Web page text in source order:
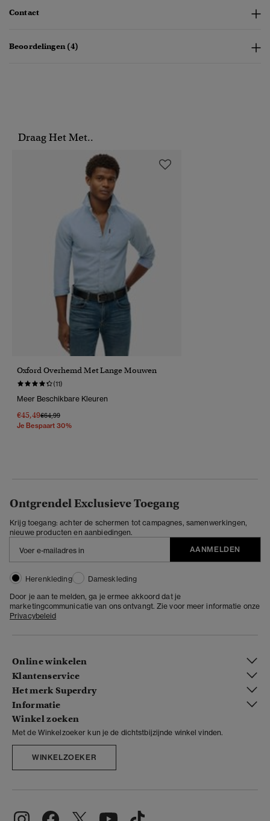
Contact
Beoordelingen (4)
Draag Het Met..
Oxford Overhemd Met Lange Mouwen
(11)
Meer Beschikbare Kleuren
€45,49Prijs Verlaagd Van
€64,99Naar
Je Bespaart 30%
Ontgrendel Exclusieve Toegang
Krijg toegang: achter de schermen tot campagnes, samenwerkingen,
nieuwe producten en aanbiedingen.
AANMELDEN
Herenkleding
Dameskleding
Door je aan te melden, ga je ermee akkoord dat je
marketingcommunicatie van ons ontvangt. Zie voor meer informatie onze
Privacybeleid
Online winkelen
Klantenservice
Het merk Superdry
Informatie
Winkel zoeken
Met de Winkelzoeker kun je de dichtstbijzijnde winkel vinden.
WINKELZOEKER